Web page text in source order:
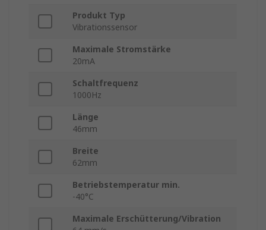
Produkt Typ
Vibrationssensor
Maximale Stromstärke
20mA
Schaltfrequenz
1000Hz
Länge
46mm
Breite
62mm
Betriebstemperatur min.
-40°C
Maximale Erschütterung/Vibration